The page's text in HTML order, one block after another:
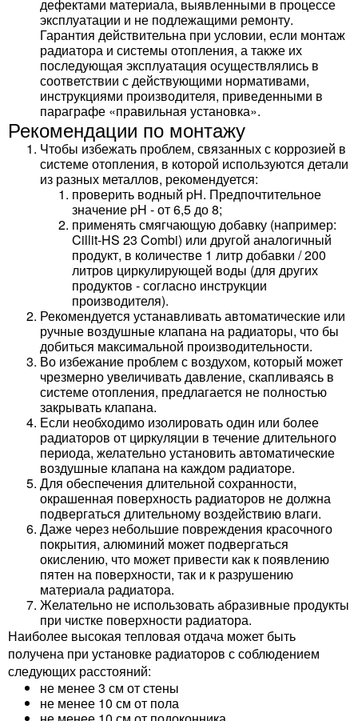
дефектами материала, выявленными в процессе
эксплуатации и не подлежащими ремонту.
Гарантия действительна при условии, если монтаж
радиатора и системы отопления, а также их
последующая эксплуатация осуществлялись в
соответствии с действующими нормативами,
инструкциями производителя, приведенными в
параграфе «правильная установка».
Рекомендации по монтажу
Чтобы избежать проблем, связанных с коррозией в
системе отопления, в которой используются детали
из разных металлов, рекомендуется:
проверить водный pH. Предпочтительное
значение pH - от 6,5 до 8;
применять смягчающую добавку (например:
Cillit-HS 23 Combi) или другой аналогичный
продукт, в количестве 1 литр добавки / 200
литров циркулирующей воды (для других
продуктов - согласно инструкции
производителя).
Рекомендуется устанавливать автоматические или
ручные воздушные клапана на радиаторы, что бы
добиться максимальной производительности.
Во избежание проблем с воздухом, который может
чрезмерно увеличивать давление, скапливаясь в
системе отопления, предлагается не полностью
закрывать клапана.
Если необходимо изолировать один или более
радиаторов от циркуляции в течение длительного
периода, желательно установить автоматические
воздушные клапана на каждом радиаторе.
Для обеспечения длительной сохранности,
окрашенная поверхность радиаторов не должна
подвергаться длительному воздействию влаги.
Даже через небольшие повреждения красочного
покрытия, алюминий может подвергаться
окислению, что может привести как к появлению
пятен на поверхности, так и к разрушению
материала радиатора.
Желательно не использовать абразивные продукты
при чистке поверхности радиатора.
Наиболее высокая тепловая отдача может быть
получена при установке радиаторов с соблюдением
следующих расстояний:
не менее 3 см от стены
не менее 10 см от пола